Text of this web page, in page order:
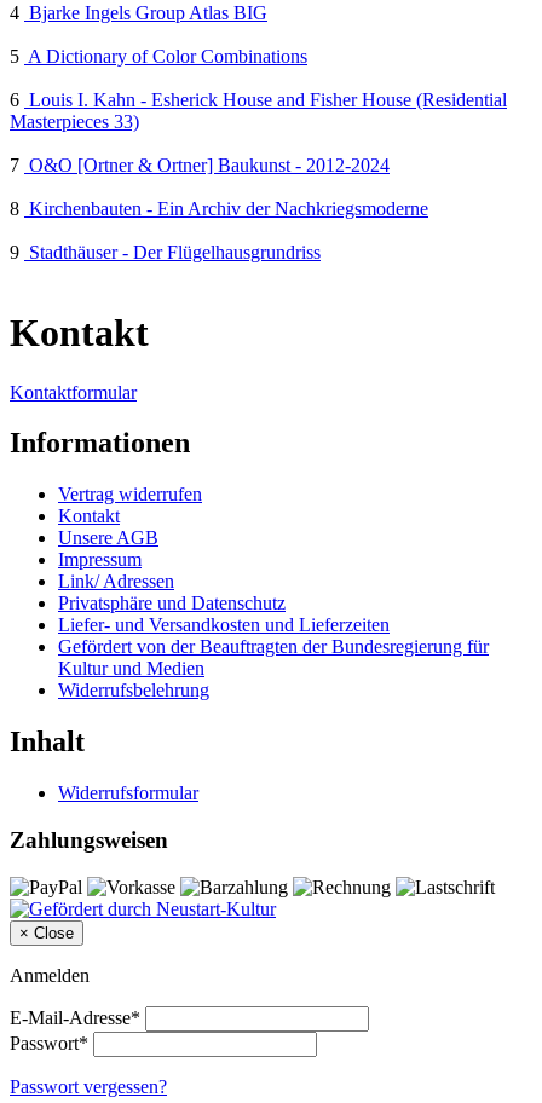
4 Bjarke Ingels Group Atlas BIG
5 A Dictionary of Color Combinations
6 Louis I. Kahn - Esherick House and Fisher House (Residential
Masterpieces 33)
7 O&O [Ortner & Ortner] Baukunst - 2012-2024
8 Kirchenbauten - Ein Archiv der Nachkriegsmoderne
9 Stadthäuser - Der Flügelhausgrundriss
Kontakt
Kontaktformular
Informationen
Vertrag widerrufen
Kontakt
Unsere AGB
Impressum
Link/ Adressen
Privatsphäre und Datenschutz
Liefer- und Versandkosten und Lieferzeiten
Gefördert von der Beauftragten der Bundesregierung für
Kultur und Medien
Widerrufsbelehrung
Inhalt
Widerrufsformular
Zahlungsweisen
× Close
Anmelden
E-Mail-Adresse*
Passwort*
Passwort vergessen?